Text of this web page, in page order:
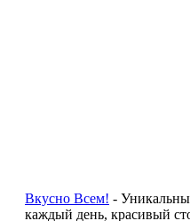
Вкусно Всем! -
каждый день, красивый